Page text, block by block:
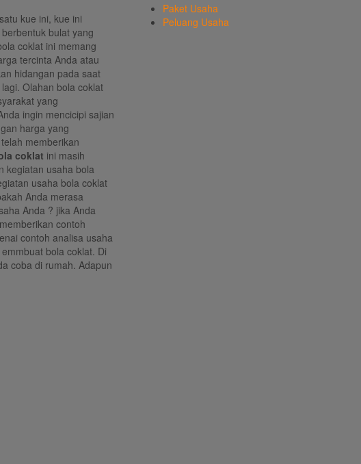
kue ini, kue ini
bulat yang
coklat ini memang
tercinta Anda atau
hidangan pada saat
Olahan bola coklat
yang
ingin mencicipi sajian
harga yang
memberikan
coklat ini masih
kegiatan usaha bola
usaha bola coklat
Anda merasa
Anda ? jika Anda
contoh
contoh analisa usaha
bola coklat. Di
coba di rumah. Adapun
Paket Usaha
Peluang Usaha